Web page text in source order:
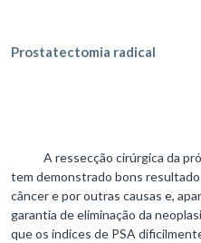
Prostatectomia radical
A ressecção cirúrgica da
tem demonstrado bons
câncer e por outras causas e,
garantia de eliminação da
que os índices de PSA